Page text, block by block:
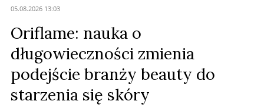
05.08.2026 13:03
Oriflame: nauka o
długowieczności zmienia
podejście branży beauty do
starzenia się skóry